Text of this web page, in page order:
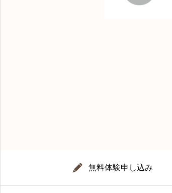
無料体験申し込み